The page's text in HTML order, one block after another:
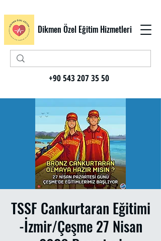
Dikmen Özel Eğitim Hizmetleri
+90 543 207 35 50
TSSF Cankurtaran Eğitimi
-İzmir/Çeşme 27 Nisan